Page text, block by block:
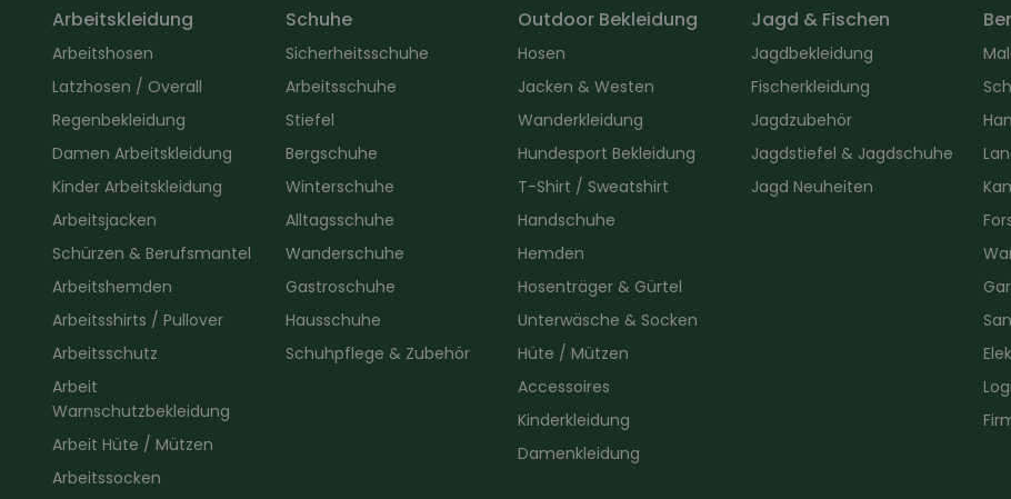
Arbeitskleidung
Arbeitshosen
Latzhosen / Overall
Regenbekleidung
Damen Arbeitskleidung
Kinder Arbeitskleidung
Arbeitsjacken
Schürzen & Berufsmantel
Arbeitshemden
Arbeitsshirts / Pullover
Arbeitsschutz
Arbeit
Warnschutzbekleidung
Arbeit Hüte / Mützen
Arbeitssocken
Schuhe
Sicherheitsschuhe
Arbeitsschuhe
Stiefel
Bergschuhe
Winterschuhe
Alltagsschuhe
Wanderschuhe
Gastroschuhe
Hausschuhe
Schuhpflege & Zubehör
Outdoor Bekleidung
Hosen
Jacken & Westen
Wanderkleidung
Hundesport Bekleidung
T-Shirt / Sweatshirt
Handschuhe
Hemden
Hosenträger & Gürtel
Unterwäsche & Socken
Hüte / Mützen
Accessoires
Kinderkleidung
Damenkleidung
Jagd & Fischen
Jagdbekleidung
Fischerkleidung
Jagdzubehör
Jagdstiefel & Jagdschuhe
Jagd Neuheiten